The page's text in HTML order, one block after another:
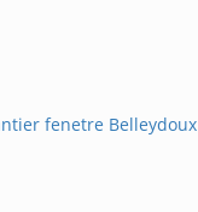
fenetre Belleydoux